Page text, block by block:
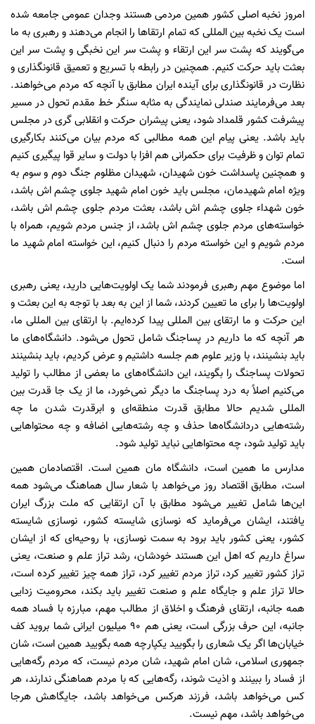
امروز نخبه اصلی کشور همین مردمی هستند وجدان عمومی جامعه شده
است یک نخبه بین المللی که تمام ارتقا‌ها را انجام می‌دهند و رهبری به ما
می‌گویند که پشت سر این ارتقاء و پشت سر این نخبگی و پشت سر این
بعثت باید حرکت کنیم. همچنین در رابطه با تسریع و تعمیق قانونگذاری و
نظارت در قانونگذاری برای آینده ایران مطابق با آنچه که مردم می‌خواهند.
بعد می‌فرمایند صندلی نمایندگی به مثابه سنگر خط مقدم تحول در مسیر
پیشرفت کشور قلمداد شود، یعنی پیشران حرکت و انقلابی گری در مجلس
باید باشد. یعنی پیام این همه مطالبی که مردم بیان می‌کنند بکارگیری
تمام توان و ظرفیت برای حکمرانی هم افزا با دولت و سایر قوا پیگیری کنیم
و همچنین پاسداشت خون شهیدان، شهیدان مظلوم جنگ دوم و سوم به
ویژه امام شهیدمان، مجلس باید خون امام شهید جلوی چشم اش باشد،
خون شهداء جلوی چشم اش باشد، بعثت مردم جلوی چشم اش باشد،
خواسته‌های مردم جلوی چشم اش باشد، از جنس مردم شویم، همراه با
مردم شویم و این خواسته مردم را دنبال کنیم، این خواسته امام شهید ما
است.
اما موضوع مهم رهبری فرمودند شما یک اولویت‌هایی دارید، یعنی رهبری
اولویت‌ها را برای ما تعیین کردند، شما از این به بعد با توجه به این بعثت و
این حرکت و ما ارتقای بین المللی پیدا کرده‌ایم. با ارتقای بین المللی ما،
هر آنچه که ما داریم در پساجنگ شامل تحول می‌شود. دانشگاه‌های ما
باید بنشینند، با وزیر علوم هم جلسه داشتیم و عرض کردیم، باید بنشینند
تحولات پساجنگ را بگویند، این دانشگاه‌های ما بعضی از مطالب را تولید
می‌کنیم اصلاً به درد پساجنگ ما دیگر نمی‌خورد، ما از یک جا قدرت بین
المللی شدیم حالا مطابق قدرت منطقه‌ای و ابرقدرت شدن ما چه
رشته‌هایی دردانشگاه‌ها حذف و چه رشته‌هایی اضافه و چه محتوا‌هایی
باید تولید شود، چه محتوا‌هایی نباید تولید شود.
مدارس ما همین است، دانشگاه مان همین است. اقتصادمان همین
است، مطابق اقتصاد روز می‌خواهد با شعار سال هماهنگ می‌شود همه
این‌ها شامل تغییر می‌شود مطابق با آن ارتقایی که ملت بزرگ ایران
یافتند، ایشان می‌فرماید که نوسازی شایسته کشور، نوسازی شایسته
کشور، یعنی کشور باید برود به سمت نوسازی، با روحیه‌ای که از ایشان
سراغ داریم که اهل این هستند خودشان، رشد تراز علم و صنعت، یعنی
تراز کشور تغییر کرد، تراز مردم تغییر کرد، تراز همه چیز تغییر کرده است،
حالا تراز علم و جایگاه علم و صنعت تغییر باید بکند، محرومیت زدایی
همه جانبه، ارتقای فرهنگ و اخلاق از مطالب مهم، مبارزه با فساد همه
جانبه، این حرف بزرگی است، یعنی هم ۹۰ میلیون ایرانی شما بروید کف
خیابان‌ها اگر یک شعاری را بگویید یکپارچه همه بگویید همین است، شان
جمهوری اسلامی، شان امام شهید، شان مردم نیست، که مردم رگه‌هایی
از فساد را ببینند و اذیت شوند، رگه‌هایی که با مردم هماهنگی ندارند، هر
کس می‌خواهد باشد، فرزند هرکس می‌خواهد باشد، جایگاهش هرجا
می‌خواهد باشد، مهم نیست.